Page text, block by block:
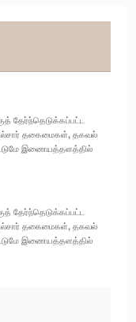
தேர்ந்தெடுக்கப்பட்ட
தகைமைகள், தகவல்
இணையத்தளத்தில்
தேர்ந்தெடுக்கப்பட்ட
தகைமைகள், தகவல்
இணையத்தளத்தில்